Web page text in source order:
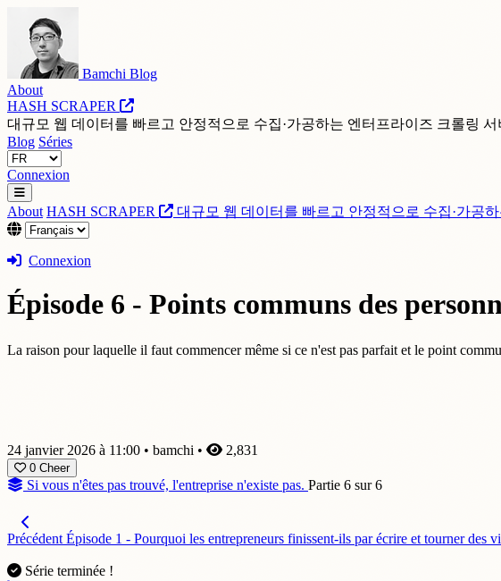
Bamchi Blog
About
HASH SCRAPER
대규모 웹 데이터를 빠르고 안정적으로 수집·가공하는 엔터프라이즈 크롤링 서
Blog Séries
Connexion
About HASH SCRAPER 대규모 웹 데이터를 빠르고 안정적으로 수집·가공
Connexion
Épisode 6 - Points communs des
La raison pour laquelle il faut commencer même si ce n'est pas parfait et le point
24 janvier 2026 à 11:00 • bamchi • 2,831
0 Cheer
Si vous n'êtes pas trouvé, l'entreprise n'existe pas. Partie 6 sur 6
Précédent Épisode 1 - Pourquoi les entrepreneurs finissent-ils par écrire et tourner des
Série terminée !